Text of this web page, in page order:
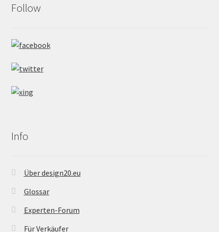
Follow
Info
Über design20.eu
Glossar
Experten-Forum
Für Verkäufer